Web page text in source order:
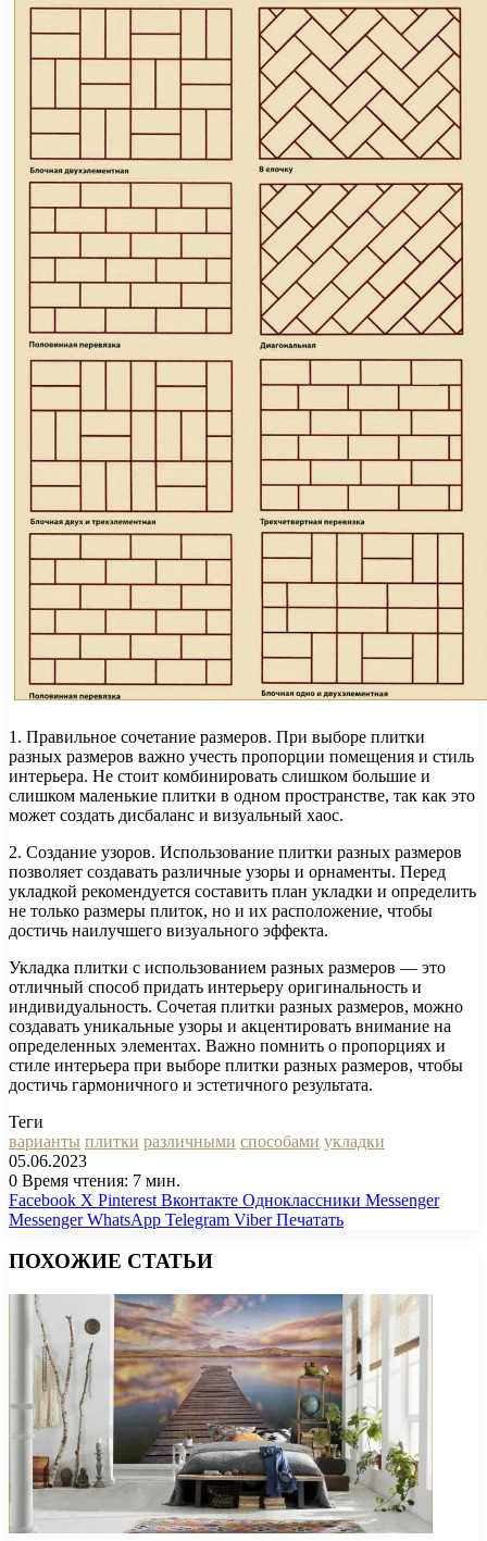
1. Правильное сочетание размеров. При выборе плитки
разных размеров важно учесть пропорции помещения и стиль
интерьера. Не стоит комбинировать слишком большие и
слишком маленькие плитки в одном пространстве, так как это
может создать дисбаланс и визуальный хаос.
2. Создание узоров. Использование плитки разных размеров
позволяет создавать различные узоры и орнаменты. Перед
укладкой рекомендуется составить план укладки и определить
не только размеры плиток, но и их расположение, чтобы
достичь наилучшего визуального эффекта.
Укладка плитки с использованием разных размеров — это
отличный способ придать интерьеру оригинальность и
индивидуальность. Сочетая плитки разных размеров, можно
создавать уникальные узоры и акцентировать внимание на
определенных элементах. Важно помнить о пропорциях и
стиле интерьера при выборе плитки разных размеров, чтобы
достичь гармоничного и эстетичного результата.
Теги
варианты плитки различными способами укладки
05.06.2023
0 Время чтения: 7 мин.
Facebook X Pinterest Вконтакте Одноклассники Messenger
Messenger WhatsApp Telegram Viber Печатать
ПОХОЖИЕ СТАТЬИ